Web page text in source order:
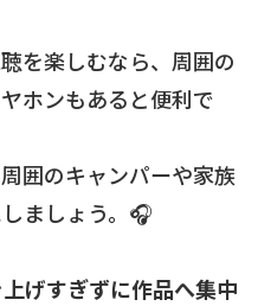
を楽しむなら、周囲の
ホンもあると便利で
囲のキャンパーや家族
ましょう。🎧
げすぎずに作品へ集中